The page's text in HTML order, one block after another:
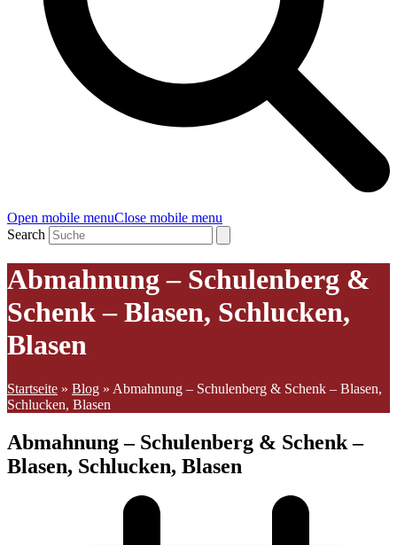
Open mobile menuClose mobile menu
Search
Abmahnung – Schulenberg &
Schenk – Blasen, Schlucken,
Blasen
Startseite » Blog » Abmahnung – Schulenberg & Schenk – Blasen,
Schlucken, Blasen
Abmahnung – Schulenberg & Schenk –
Blasen, Schlucken, Blasen